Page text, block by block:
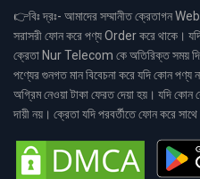
👉বিঃ দ্রঃ- আমাদের সম্মানীত
সরাসরী ফোন করে পণ্য Order করে থাকে।
ক্রেতা Nur Telecom কে অতিরিক্ত সময়
পণ্যের গুনগত মান বিবেচনা করে যদি কোন পণ্য
অগ্রিম নেওয়া টাকা ফেরত দেয়া হয়। যদি
দায়ী নয়। ক্রেতা যদি পরবর্তীতে ফোন করে